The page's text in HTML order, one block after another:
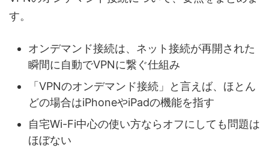
す。
オンデマンド接続は、ネット接続が再開された
瞬間に自動でVPNに繋ぐ仕組み
「VPNのオンデマンド接続」と言えば、ほとん
どの場合はiPhoneやiPadの機能を指す
自宅Wi-Fi中心の使い方ならオフにしても問題は
ほぼない